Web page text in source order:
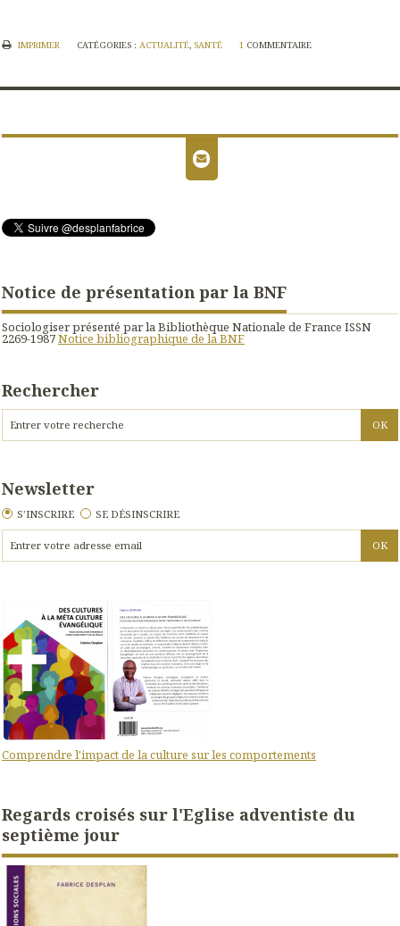
Notice de présentation par la BNF
Sociologiser présenté par la Bibliothèque Nationale de France ISSN
2269-1987Notice bibliographique de la BNF
Rechercher
Newsletter
S'INSCRIRE SE DÉSINSCRIRE
Comprendre l'impact de la culture sur les comportements
Regards croisés sur l'Eglise adventiste du
septième jour
IMPRIMER CATÉGORIES : ACTUALITÉ, SANTÉ 1 COMMENTAIRE